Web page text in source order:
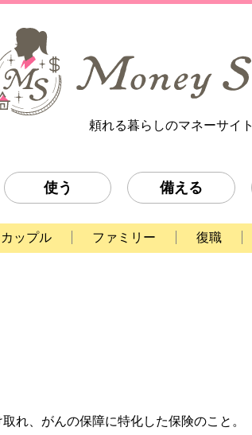
頼れる暮らしのマネーサイト
使う 備える
カップル ファミリー 復職
れ、がんの保障に特化した保険のこと。